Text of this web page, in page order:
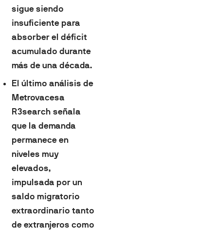
sigue siendo
insuficiente para
absorber el déficit
acumulado durante
más de una década.
El último análisis de
Metrovacesa
R3search señala
que la demanda
permanece en
niveles muy
elevados,
impulsada por un
saldo migratorio
extraordinario tanto
de extranjeros como